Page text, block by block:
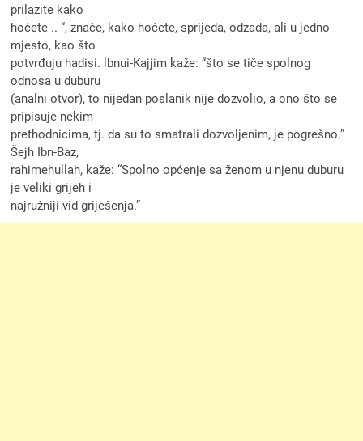
prilazite kako
hoćete .. “, znače, kako hoćete, sprijeda, odzada, ali u jedno
mjesto, kao što
potvrđuju hadisi. lbnui-Kajjim kaže: “što se tiče spolnog
odnosa u duburu
(analni otvor), to nijedan poslanik nije dozvolio, a ono što se
pripisuje nekim
prethodnicima, tj. da su to smatrali dozvoljenim, je pogrešno.”
Šejh Ibn-Baz,
rahimehullah, kaže: “Spolno općenje sa ženom u njenu duburu
je veliki grijeh i
najružniji vid griješenja.”